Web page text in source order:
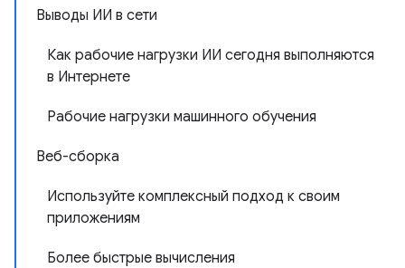
Выводы ИИ в сети
Как рабочие нагрузки ИИ сегодня выполняются
в Интернете
Рабочие нагрузки машинного обучения
Веб-сборка
Используйте комплексный подход к своим
приложениям
Более быстрые вычисления